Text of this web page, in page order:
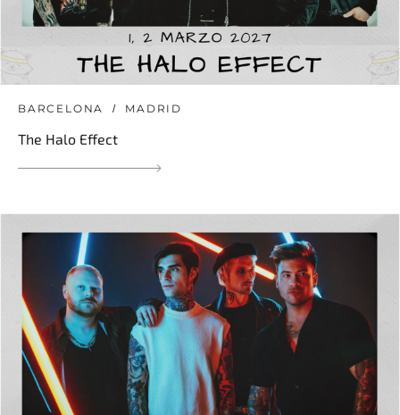
BARCELONA MADRID
The Halo Effect